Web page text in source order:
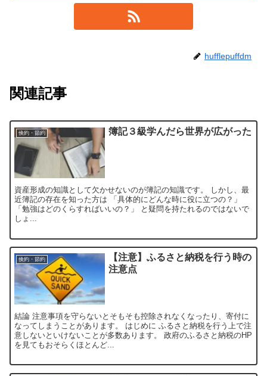
hufflepuffdm
関連記事
倹約・節約 簿記３級学んだら世界が広がった
資産形成の知識として欠かせないのが簿記の知識です。 しかし、最
近簿記の存在を知った方は 「具体的にどんな時に役に立つの？」
「勉強はどのくらすればいいの？」 と疑問を持たれるのではないで
しょ...
倹約・節約
【注意】ふるさと納税を行う時の
注意点
結論 注意事項を守らないとそもそも控除されなくなったり、寄付に
なってしまうことがあります。 はじめに ふるさと納税を行う上で注
意しないといけないことが多数あります。 政府のふるさと納税のHP
を見てもおそらくほとんど...